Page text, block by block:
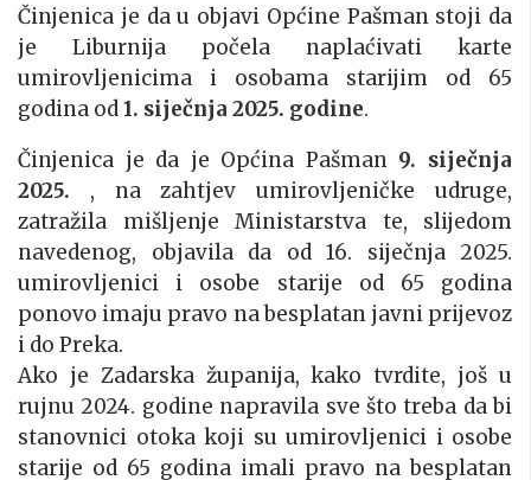
Činjenica je da u objavi Općine Pašman stoji da
je Liburnija počela naplaćivati karte
umirovljenicima i osobama starijim od 65
godina od1. siječnja 2025. godine.
Činjenica je da je Općina Pašman 9. siječnja
2025. , na zahtjev umirovljeničke udruge,
zatražila mišljenje Ministarstva te, slijedom
navedenog, objavila da od 16. siječnja 2025.
umirovljenici i osobe starije od 65 godina
ponovo imaju pravo na besplatan javni prijevoz
i do Preka.
Ako je Zadarska županija, kako tvrdite, još u
rujnu 2024. godine napravila sve što treba da bi
stanovnici otoka koji su umirovljenici i osobe
starije od 65 godina imali pravo na besplatan